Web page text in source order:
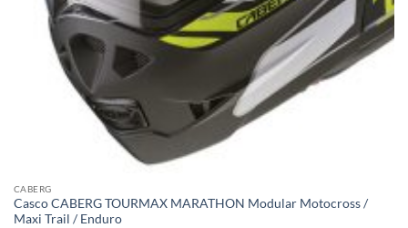
CABERG
Casco CABERG TOURMAX MARATHON Modular Motocross /
Maxi Trail / Enduro